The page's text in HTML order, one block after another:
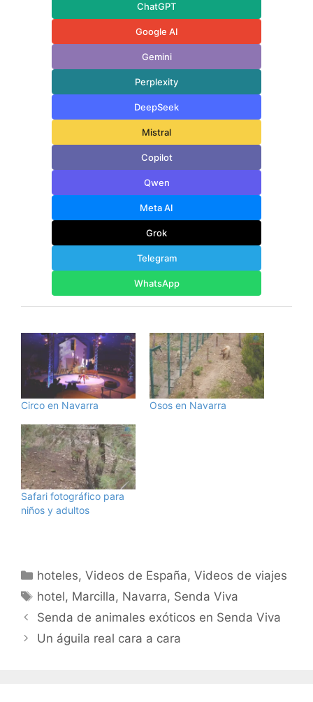
ChatGPT
Google AI
Gemini
Perplexity
DeepSeek
Mistral
Copilot
Qwen
Meta AI
Grok
Telegram
WhatsApp
Circo en Navarra Osos en Navarra
Safari fotográfico para
niños y adultos
Categorías
hoteles,Videos de España,Videos de viajes
Etiquetas
hotel, Marcilla, Navarra, Senda Viva
Senda de animales exóticos en Senda Viva
Un águila real cara a cara